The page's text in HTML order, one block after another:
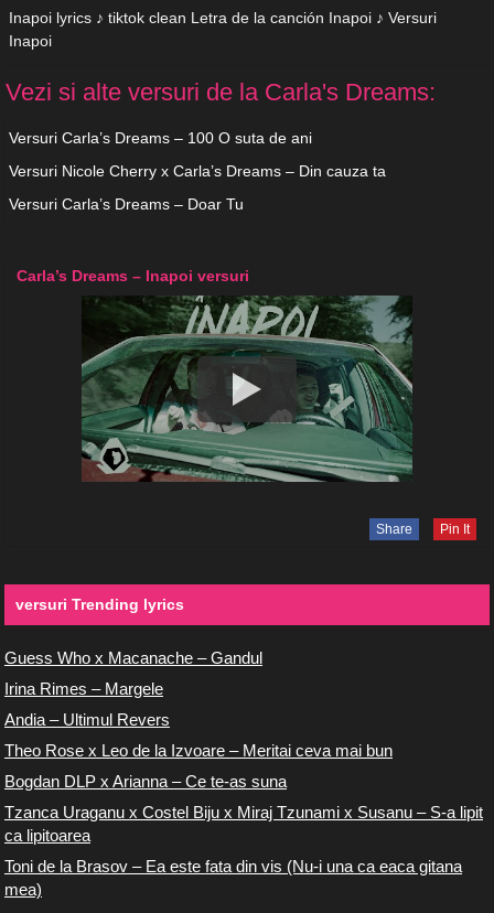
Inapoi lyrics ♪ tiktok clean Letra de la canción Inapoi ♪ Versuri
Inapoi
Vezi si alte versuri de la Carla's Dreams:
Versuri Carla’s Dreams – 100 O suta de ani
Versuri Nicole Cherry x Carla’s Dreams – Din cauza ta
Versuri Carla’s Dreams – Doar Tu
Carla’s Dreams – Inapoi versuri
Share Pin It
versuri Trending lyrics
Guess Who x Macanache – Gandul
Irina Rimes – Margele
Andia – Ultimul Revers
Theo Rose x Leo de la Izvoare – Meritai ceva mai bun
Bogdan DLP x Arianna – Ce te-as suna
Tzanca Uraganu x Costel Biju x Miraj Tzunami x Susanu – S-a lipit
ca lipitoarea
Toni de la Brasov – Ea este fata din vis (Nu-i una ca eaca gitana
mea)